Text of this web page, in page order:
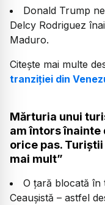
Donald Trump
Delcy Rodriguez
Maduro.
Citește mai multe
tranziției din
Mărturia unui
am întors înainte
orice pas.
mai mult”
O țară blocată în
Ceaușistă – astfel